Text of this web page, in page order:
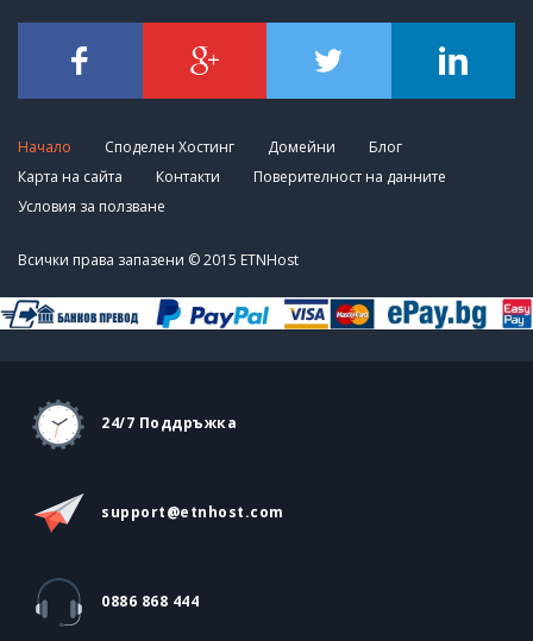
Начало Споделен Хостинг Домейни
Блог
Карта на сайта
Контакти
Поверителност на данните
Условия за ползване
Всички права запазени © 2015 ETNHost
24/7 Поддръжка
support@etnhost.com
0886 868 444